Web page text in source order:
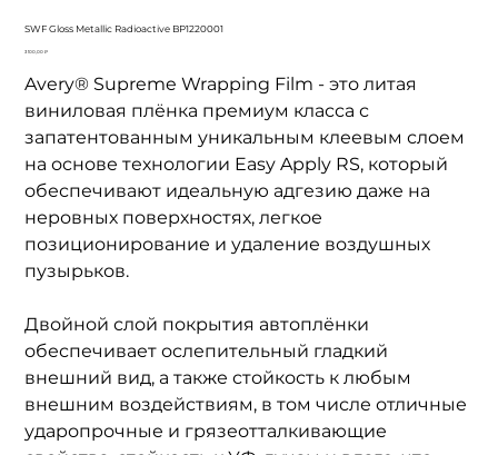
SWF Gloss Metallic Radioactive BP1220001
Цена
3 100,00 ₽
Avery® Supreme Wrapping Film - это литая
виниловая плёнка премиум класса с
запатентованным уникальным клеевым слоем
на основе технологии Easy Apply RS, который
обеспечивают идеальную адгезию даже на
неровных поверхностях, легкое
позиционирование и удаление воздушных
пузырьков.
Двойной слой покрытия автоплёнки
обеспечивает ослепительный гладкий
внешний вид, а также стойкость к любым
внешним воздействиям, в том числе отличные
ударопрочные и грязеотталкивающие